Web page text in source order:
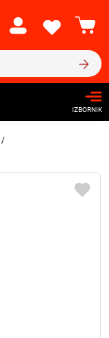
IZBORNIK